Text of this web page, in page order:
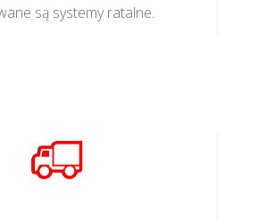
są systemy ratalne.